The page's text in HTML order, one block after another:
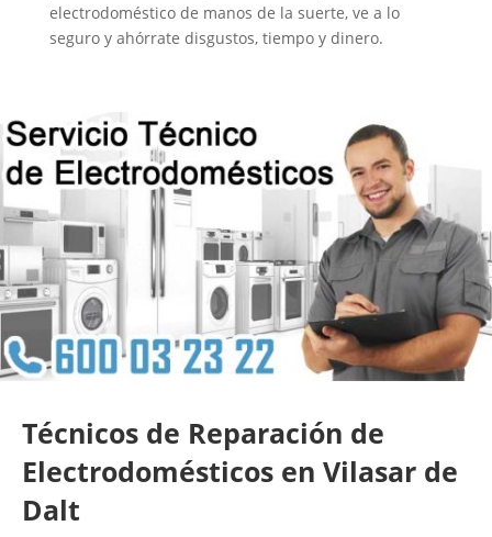
electrodoméstico de manos de la suerte, ve a lo
seguro y ahórrate disgustos, tiempo y dinero.
Técnicos de Reparación de
Electrodomésticos en Vilasar de
Dalt